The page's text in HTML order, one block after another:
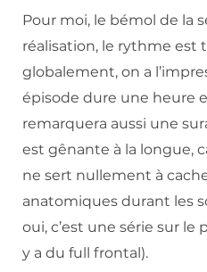
Pour moi, le bémol de la
réalisation, le rythme est
globalement, on a
épisode dure une heure
remarquera aussi une
est gênante à la longue,
ne sert nullement à
anatomiques durant les
oui, c’est une série sur le
y a du full frontal).